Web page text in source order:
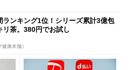
ランキング1位！シリーズ累計3億包
リ茶。380円でお試し
康本舗）